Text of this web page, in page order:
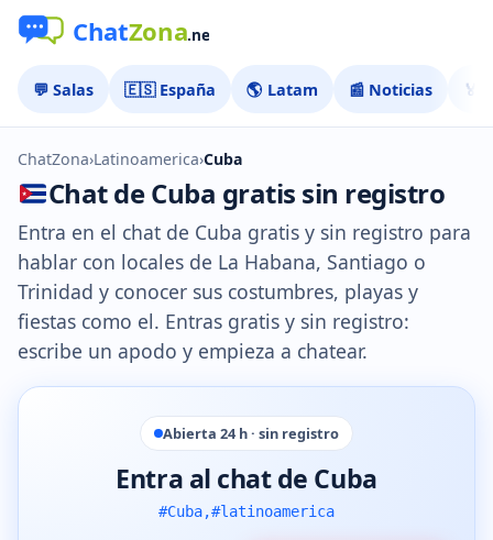
💬 Salas 🇪🇸 España 🌎 Latam 📰 Noticias 🏅
ChatZona›Latinoamerica›Cuba
Chat de Cuba gratis sin registro
Entra en el chat de Cuba gratis y sin registro para
hablar con locales de La Habana, Santiago o
Trinidad y conocer sus costumbres, playas y
fiestas como el. Entras gratis y sin registro:
escribe un apodo y empieza a chatear.
Abierta 24 h · sin registro
Entra al chat de Cuba
#Cuba,#latinoamerica